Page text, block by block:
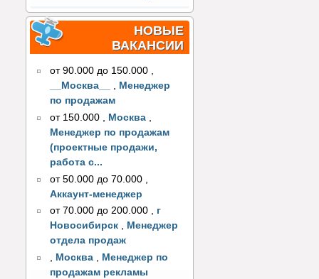
НОВЫЕ
ВАКАНСИИ
от 90.000 до 150.000 ,
__Москва__
, Менеджер
по продажам
от 150.000
Москва
Менеджер по продажам
(проектные продажи,
работа с...
от 50.000 до 70.000
Аккаунт-менеджер
от 70.000 до 200.000 , г
Новосибирск , Менеджер
отдела продаж
, Москва , Менеджер по
продажам рекламы